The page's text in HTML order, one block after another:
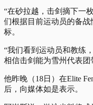
“在砂拉越，击剑摘下一
们根据目前运动员的备
标。
“我们看到运动员和教练
相信击剑能为雪州代表团
他昨晚（18日）在Elite
后，向媒体如是表示。